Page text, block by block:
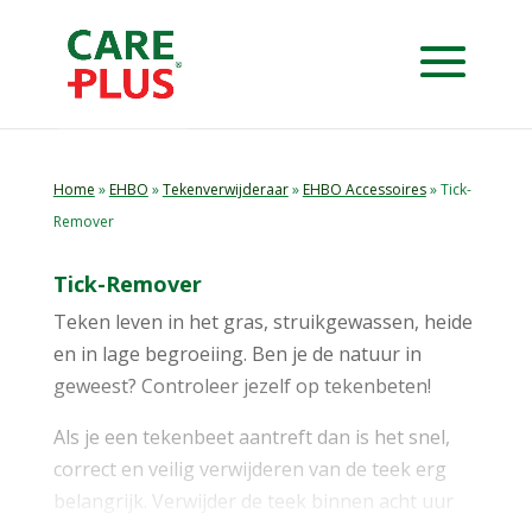
Home »EHBO »Tekenverwijderaar»EHBO Accessoires» Tick-
Remover
Tick-Remover
Teken leven in het gras, struikgewassen, heide
en in lage begroeiing. Ben je de natuur in
geweest? Controleer jezelf op tekenbeten!
Als je een tekenbeet aantreft dan is het snel,
correct en veilig verwijderen van de teek erg
belangrijk. Verwijder de teek binnen acht uur